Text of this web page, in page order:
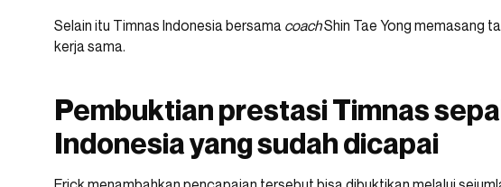
Selain itu Timnas Indonesia bersama coachShin Tae Yong memasang
kerja sama.
Pembuktian prestasi Timnas
Indonesia yang sudah dicapai